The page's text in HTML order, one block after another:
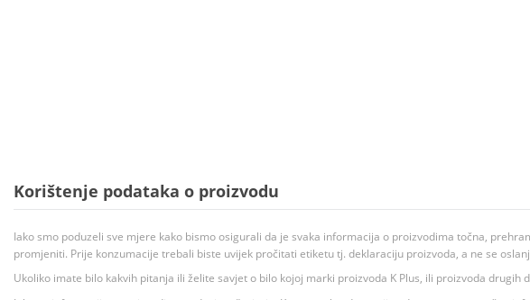
Korištenje podataka o proizvodu
Iako smo poduzeli sve mjere kako bismo osigurali da je svaka informacija o proizvodima točna,
promjeniti. Prije konzumacije trebali biste uvijek pročitati etiketu tj. deklaraciju proizvoda, a ne se
Ukoliko imate bilo kakvih pitanja ili želite savjet o bilo kojoj marki proizvoda K Plus, ili proizvoda